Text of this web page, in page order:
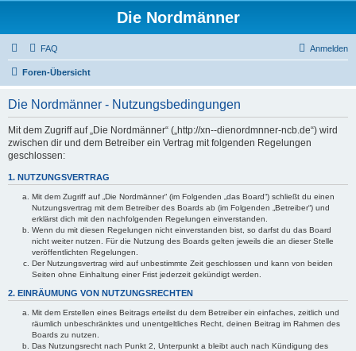
Die Nordmänner
FAQ Anmelden
Foren-Übersicht
Die Nordmänner - Nutzungsbedingungen
Mit dem Zugriff auf „Die Nordmänner“ („http://xn--dienordmnner-ncb.de“) wird
zwischen dir und dem Betreiber ein Vertrag mit folgenden Regelungen
geschlossen:
1. NUTZUNGSVERTRAG
Mit dem Zugriff auf „Die Nordmänner“ (im Folgenden „das Board“) schließt du einen
Nutzungsvertrag mit dem Betreiber des Boards ab (im Folgenden „Betreiber“) und
erklärst dich mit den nachfolgenden Regelungen einverstanden.
Wenn du mit diesen Regelungen nicht einverstanden bist, so darfst du das Board
nicht weiter nutzen. Für die Nutzung des Boards gelten jeweils die an dieser Stelle
veröffentlichten Regelungen.
Der Nutzungsvertrag wird auf unbestimmte Zeit geschlossen und kann von beiden
Seiten ohne Einhaltung einer Frist jederzeit gekündigt werden.
2. EINRÄUMUNG VON NUTZUNGSRECHTEN
Mit dem Erstellen eines Beitrags erteilst du dem Betreiber ein einfaches, zeitlich und
räumlich unbeschränktes und unentgeltliches Recht, deinen Beitrag im Rahmen des
Boards zu nutzen.
Das Nutzungsrecht nach Punkt 2, Unterpunkt a bleibt auch nach Kündigung des